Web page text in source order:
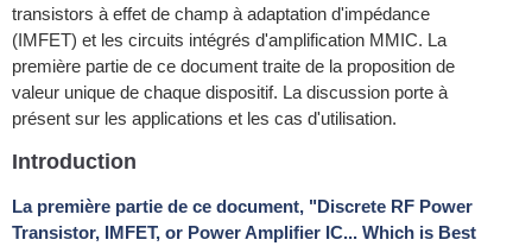
transistors à effet de champ à adaptation d'impédance
(IMFET) et les circuits intégrés d'amplification MMIC. La
première partie de ce document traite de la proposition de
valeur unique de chaque dispositif. La discussion porte à
présent sur les applications et les cas d'utilisation.
Introduction
La première partie de ce document, "Discrete RF Power
Transistor, IMFET, or Power Amplifier IC... Which is Best